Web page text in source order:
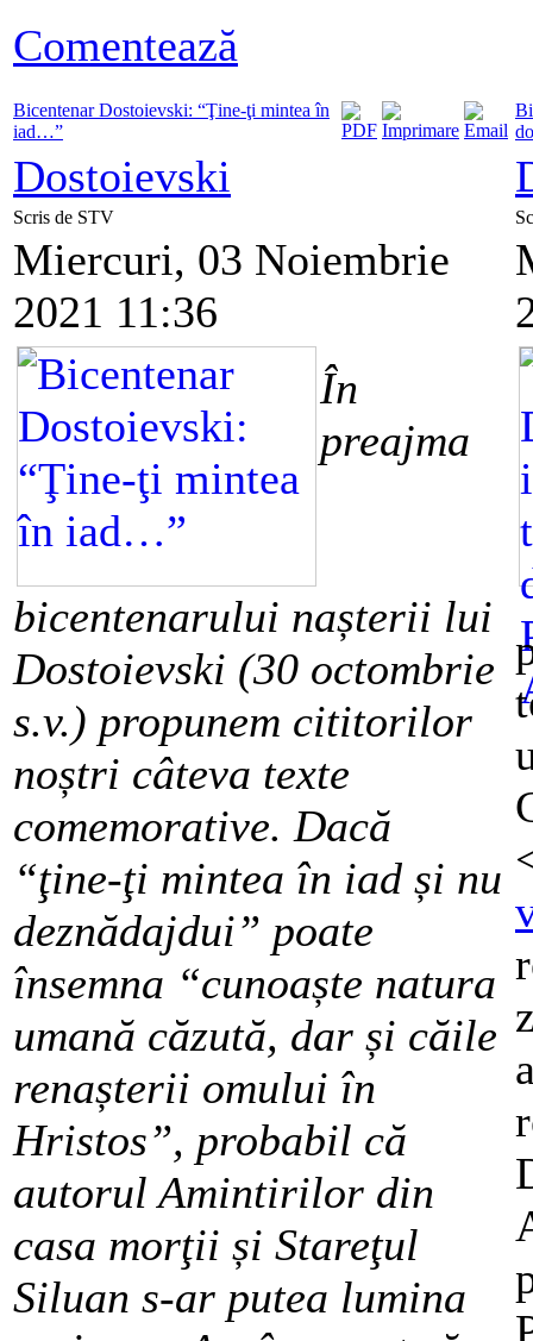
Comentează
Bicentenar Dostoievski: “Ţine-ţi mintea în
iad…”
Dostoievski
Scris de STV
Miercuri, 03 Noiembrie
2021 11:36
În
preajma
bicentenarului nașterii lui
Dostoievski (30 octombrie
s.v.) propunem cititorilor
noștri câteva texte
comemorative. Dacă
“ţine-ţi mintea în iad și nu
deznădajdui” poate
însemna “cunoaște natura
umană căzută, dar și căile
renașterii omului în
Hristos”, probabil că
autorul Amintirilor din
casa morţii și Stareţul
Siluan s-ar putea lumina